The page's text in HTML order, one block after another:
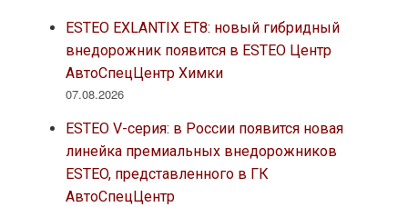
ESTEO EXLANTIX ET8: новый гибридный
внедорожник появится в ESTEO Центр
АвтоСпецЦентр Химки
07.08.2026
ESTEO V-серия: в России появится новая
линейка премиальных внедорожников
ESTEO, представленного в ГК
АвтоСпецЦентр